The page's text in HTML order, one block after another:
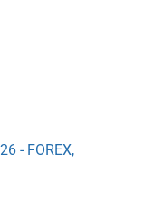
- FOREX,